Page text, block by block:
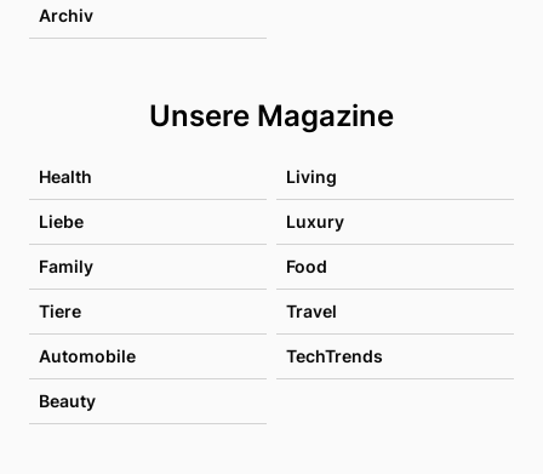
Archiv
Unsere Magazine
Health Living
Liebe Luxury
Family Food
Tiere Travel
Automobile TechTrends
Beauty